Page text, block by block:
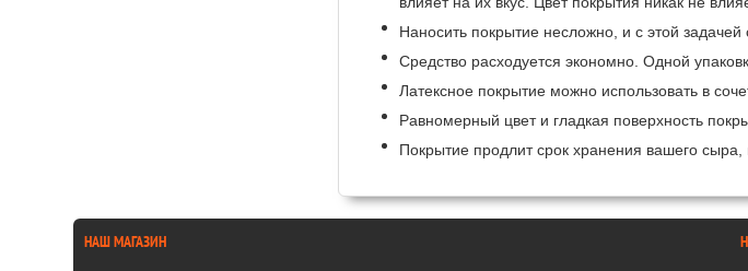
Наносить покрытие несложно, и с этой
Средство расходуется экономно. Одной
Латексное покрытие можно использовать в
Равномерный цвет и гладкая поверхность
Покрытие продлит срок хранения вашего сыра,
НАШ МАГАЗИН